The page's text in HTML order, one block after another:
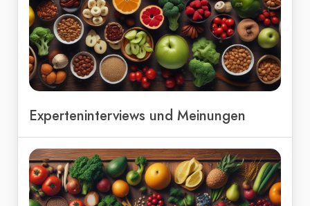
Experteninterviews und Meinungen